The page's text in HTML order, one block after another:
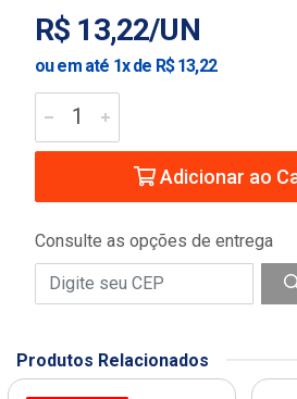
R$ 13,22/UN
ou em até 1x de R$ 13,22
Adicionar ao
Consulte as opções de entrega
Produtos Relacionados